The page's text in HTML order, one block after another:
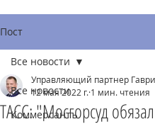
Пост
Все новости
Коммерсантъ
Все новости
ТАСС: "Мосгорсуд
Управляющий партнер
12 мая 2022 г. 1 мин. чтения